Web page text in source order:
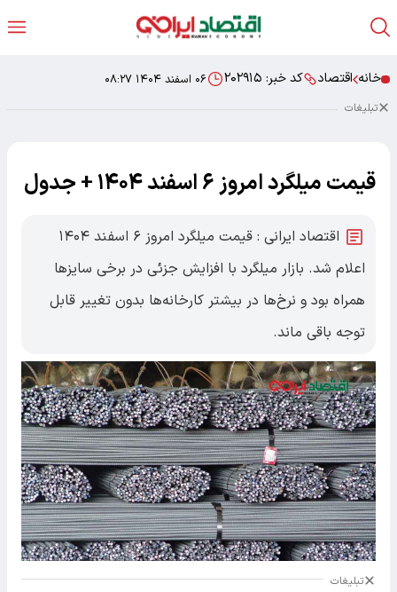
خانه اقتصاد کد خبر: ۲۰۲۹۱۵ ۰۶ اسفند ۱۴۰۴ ۰۸:۲۷
تبلیغات
قیمت میلگرد امروز ۶ اسفند ۱۴۰۴ + جدول
اقتصاد ایرانی : قیمت میلگرد امروز ۶ اسفند ۱۴۰۴
اعلام شد. بازار میلگرد با افزایش جزئی در برخی سایزها
همراه بود و نرخ‌ها در بیشتر کارخانه‌ها بدون تغییر قابل
توجه باقی ماند.
تبلیغات